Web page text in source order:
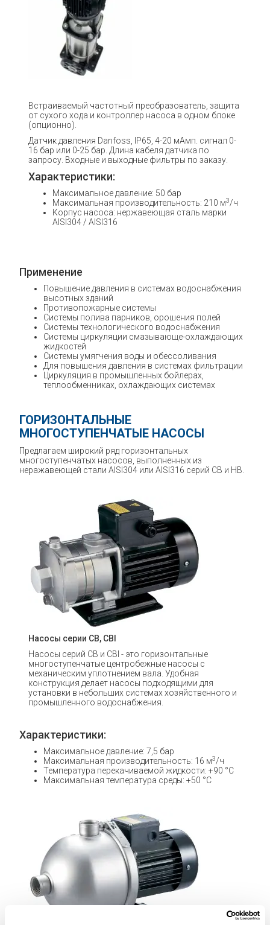
Встраиваемый частотный преобразователь, защита
от сухого хода и контроллер насоса в одном блоке
(опционно).
Датчик давления Danfoss, IP65, 4-20 мАмп. сигнал 0-
16 бар или 0-25 бар. Длина кабеля датчика по
запросу. Входные и выходные фильтры по заказу.
Характеристики:
Максимальное давление: 50 бар
Максимальная производительность: 210 м3/ч
Корпус насоса: нержавеющая сталь марки
AISI304 / AISI316
Применение
Повышение давления в системах водоснабжения
высотных зданий
Противопожарные системы
Системы полива парников, орошения полей
Системы технологического водоснабжения
Системы циркуляции смазывающе-охлаждающих
жидкостей
Системы умягчения воды и обессоливания
Для повышения давления в системах фильтрации
Циркуляция в промышленных бойлерах,
теплообменниках, охлаждающих системах
ГОРИЗОНТАЛЬНЫЕ
МНОГОСТУПЕНЧАТЫЕ НАСОСЫ
Предлагаем широкий ряд горизонтальных
многоступенчатых насосов, выполненных из
неражавеющей стали AISI304 или AISI316 серий CB и HB.
Насосы серии CB, CBI
Насосы серий CB и CBI - это горизонтальные
многоступенчатые центробежные насосы с
механическим уплотнением вала. Удобная
конструкция делает насосы подходящими для
установки в небольших системах хозяйственного и
промышленного водоснабжения.
Характеристики:
Максимальное давление: 7,5 бар
Максимальная производительность: 16 м3/ч
Температура перекачиваемой жидкости: +90 °C
Максимальная температура среды: +50 °C